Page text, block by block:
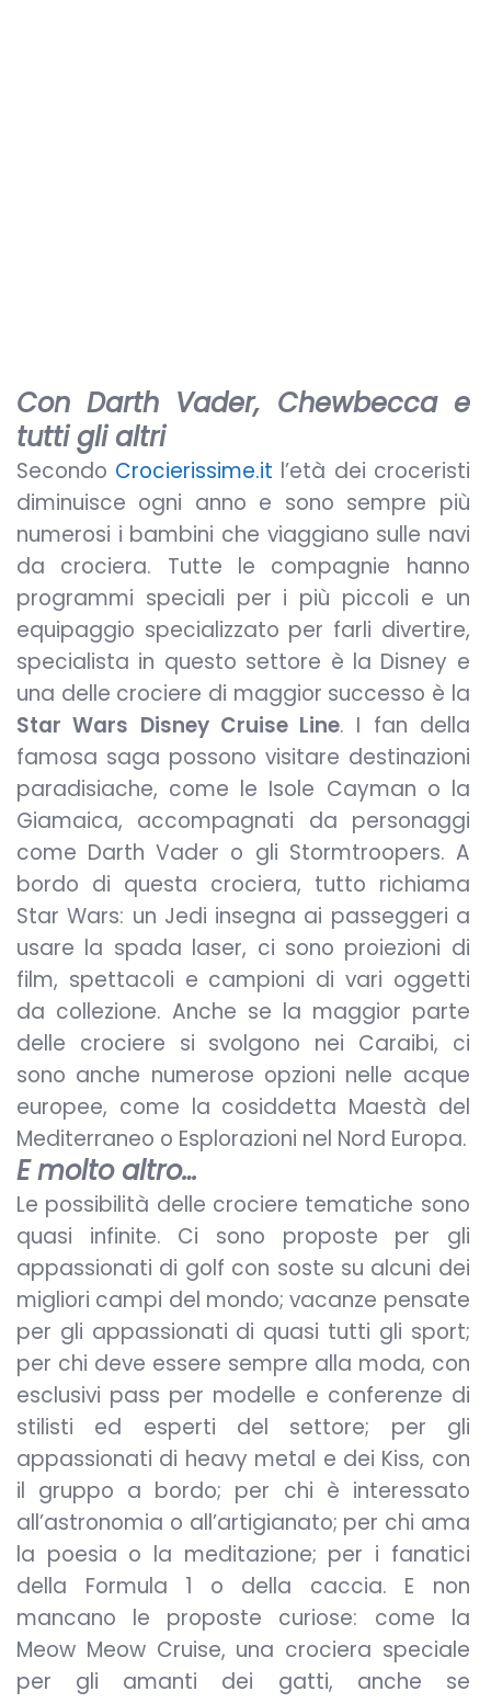
Con Darth Vader, Chewbecca e
tutti gli altri
Secondo Crocierissime.it l’età dei croceristi
diminuisce ogni anno e sono sempre più
numerosi i bambini che viaggiano sulle navi
da crociera. Tutte le compagnie hanno
programmi speciali per i più piccoli e un
equipaggio specializzato per farli divertire,
specialista in questo settore è la Disney e
una delle crociere di maggior successo è la
Star Wars Disney Cruise Line. I fan della
famosa saga possono visitare destinazioni
paradisiache, come le Isole Cayman o la
Giamaica, accompagnati da personaggi
come Darth Vader o gli Stormtroopers. A
bordo di questa crociera, tutto richiama
Star Wars: un Jedi insegna ai passeggeri a
usare la spada laser, ci sono proiezioni di
film, spettacoli e campioni di vari oggetti
da collezione. Anche se la maggior parte
delle crociere si svolgono nei Caraibi, ci
sono anche numerose opzioni nelle acque
europee, come la cosiddetta Maestà del
Mediterraneo o Esplorazioni nel Nord Europa.
E molto altro…
Le possibilità delle crociere tematiche sono
quasi infinite. Ci sono proposte per gli
appassionati di golf con soste su alcuni dei
migliori campi del mondo; vacanze pensate
per gli appassionati di quasi tutti gli sport;
per chi deve essere sempre alla moda, con
esclusivi pass per modelle e conferenze di
stilisti ed esperti del settore; per gli
appassionati di heavy metal e dei Kiss, con
il gruppo a bordo; per chi è interessato
all’astronomia o all’artigianato; per chi ama
la poesia o la meditazione; per i fanatici
della Formula 1 o della caccia. E non
mancano le proposte curiose: come la
Meow Meow Cruise, una crociera speciale
per gli amanti dei gatti, anche se